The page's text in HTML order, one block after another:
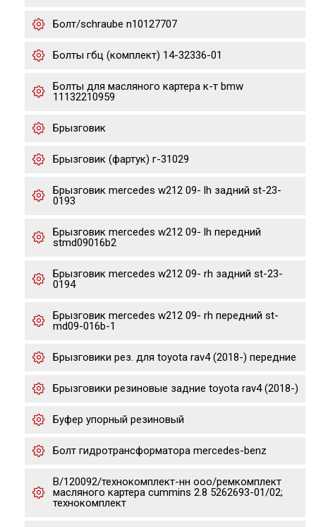
Болт/schraube n10127707
Болты гбц (комплект) 14-32336-01
Болты для масляного картера к-т bmw
11132210959
Брызговик
Брызговик (фартук) г-31029
Брызговик mercedes w212 09- lh задний st-23-
0193
Брызговик mercedes w212 09- lh передний
stmd09016b2
Брызговик mercedes w212 09- rh задний st-23-
0194
Брызговик mercedes w212 09- rh передний st-
md09-016b-1
Брызговики рез. для toyota rav4 (2018-) передние
Брызговики резиновые задние toyota rav4 (2018-)
Буфер упорный резиновый
Бoлт гидpотрансфоpматора mеrcеdеs-bеnz
В/120092/технокомплект-нн ооо/ремкомплект
масляного картера сummins 2.8 5262693-01/02;
технокомплект